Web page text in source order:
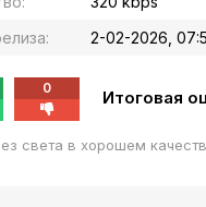
2-02-2026,
0 Итоговая
света в хорошем